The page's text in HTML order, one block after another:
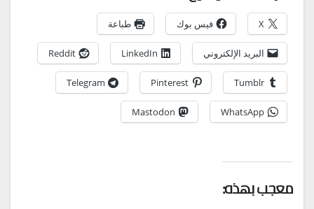
X فيس بوك طباعة
البريد الإلكتروني LinkedIn
Reddit
Tumblr
Pinterest
Telegram
WhatsApp
Mastodon
معجب بهذه: